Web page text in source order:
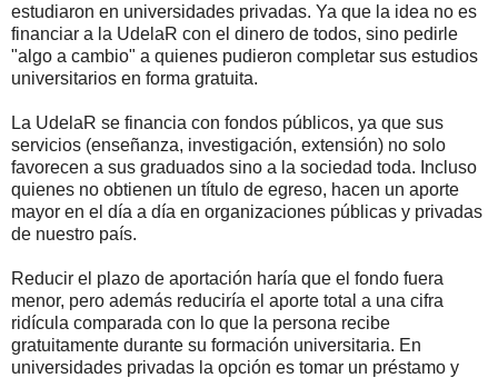
estudiaron en universidades privadas. Ya que la idea no es
financiar a la UdelaR con el dinero de todos, sino pedirle
"algo a cambio" a quienes pudieron completar sus estudios
universitarios en forma gratuita.
La UdelaR se financia con fondos públicos, ya que sus
servicios (enseñanza, investigación, extensión) no solo
favorecen a sus graduados sino a la sociedad toda. Incluso
quienes no obtienen un título de egreso, hacen un aporte
mayor en el día a día en organizaciones públicas y privadas
de nuestro país.
Reducir el plazo de aportación haría que el fondo fuera
menor, pero además reduciría el aporte total a una cifra
ridícula comparada con lo que la persona recibe
gratuitamente durante su formación universitaria. En
universidades privadas la opción es tomar un préstamo y